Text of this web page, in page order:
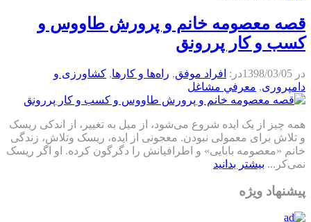
قصه معصومه خانم و پرورش طاووس و
کسب و کار پررونق
در 1398/03/05در: افراد موفق, راه‌ها و كارها, كشاورزی و
دامپروری, معرفي مشاغل
همه چیز از یک ایده شروع می‌شود، از میل به تغییر، از اندکی ریسک
و تلاش برای معمولی نبودن. معجونی از ایده، ریسک وتلاش، زندگی
خانم «معصومه بابایی» و اطرافیانش را دگرگون کرده. او اگر ریسک
نمی‌کر... بیشتر بدانید
پیشنهاد ویژه